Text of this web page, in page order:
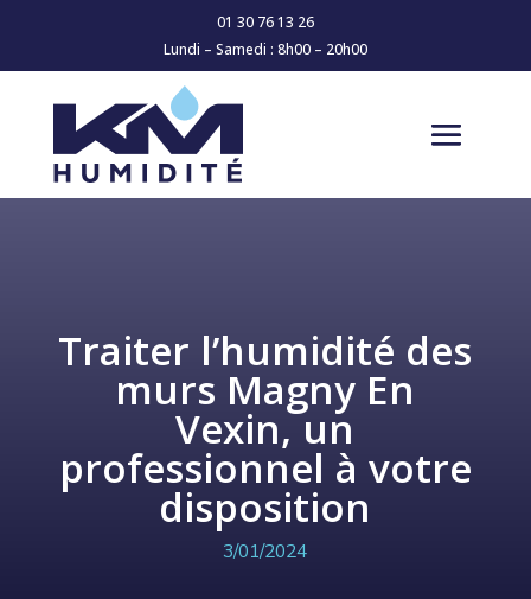
01 30 76 13 26
Lundi – Samedi : 8h00 – 20h00
Traiter l’humidité des
murs Magny En
Vexin, un
professionnel à votre
disposition
3/01/2024